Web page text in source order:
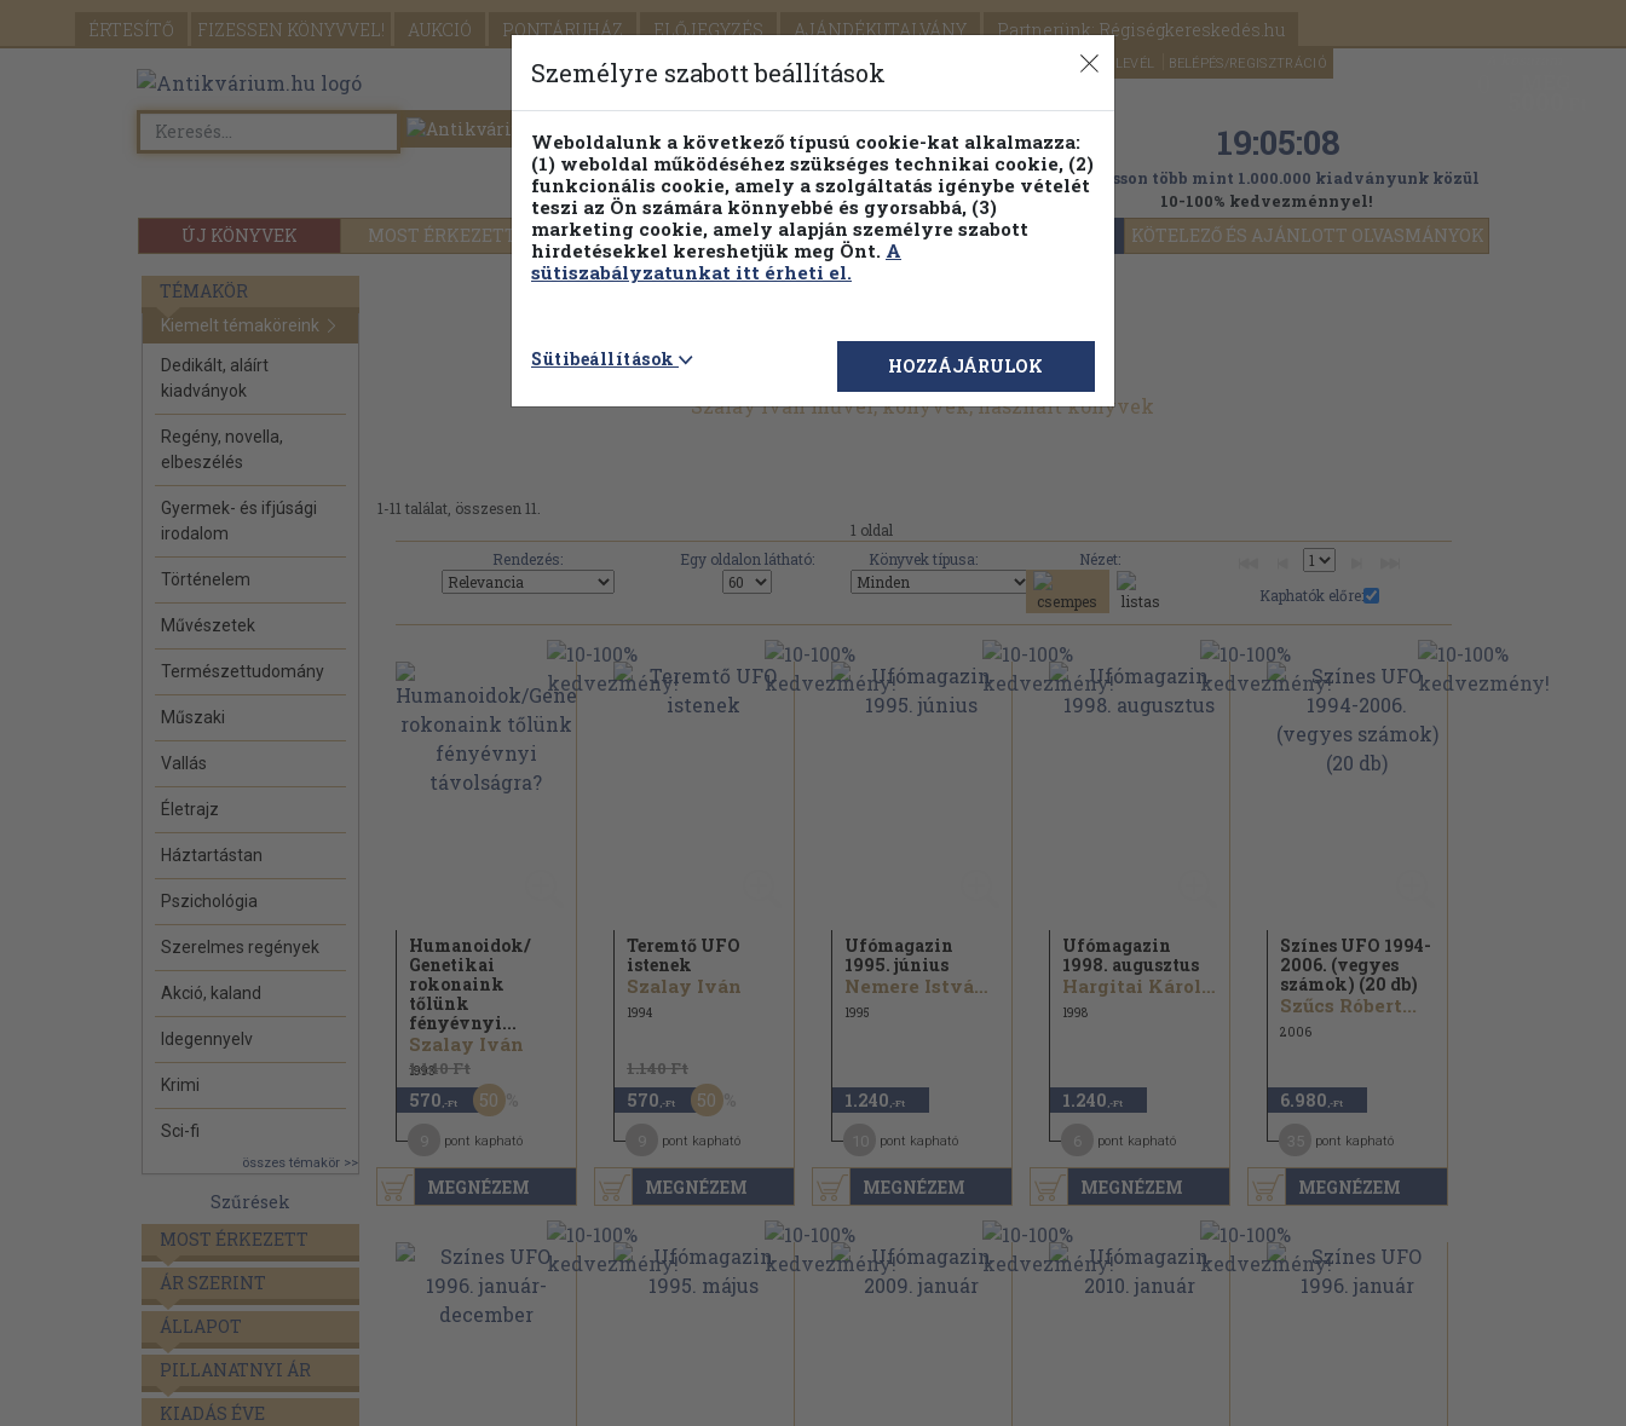
ÉRTESÍTŐ FIZESSEN KÖNYVVEL! AUKCIÓ PONTÁRUHÁZ ELŐJEGYZÉS AJÁNDÉKUTALVÁNY Partnerünk: Régiségkereskedés.hu
SEGÍTSÉG HÍRLEVÉL BELÉPÉS/REGISZTRÁCIÓ
ÚJ KÖNYVEK MOST ÉRKEZETT PILLANATNYI ÁRAINK FENNTARTHATÓ OLVASMÁNYOK KÖTELEZŐ ÉS AJÁNLOTT OLVASMÁNYOK
Részletes kereső Témaköri fa 19:05:07
Válogasson több mint 1.000.000 kiadványunk közül
10-100% kedvezménnyel!
TÉMAKÖR
Kiemelt témaköreink
Dedikált, aláírt
kiadványok
Regény, novella,
elbeszélés
Gyermek- és ifjúsági
irodalom
Történelem
Művészetek
Természettudomány
Műszaki
Vallás
Életrajz
Háztartástan
Pszichológia
Szerelmes regények
Akció, kaland
Idegennyelv
Krimi
Sci-fi
összes témakör >>
Szűrések
MOST ÉRKEZETT
ÁR SZERINT
ÁLLAPOT
PILLANATNYI ÁR
KIADÁS ÉVE
Szalay Iván művei, könyvek, használt könyvek
1-11 találat, összesen 11.
1 oldal
Rendezés:
Egy oldalon látható: Könyvek típusa:
Nézet:
Kaphatók előre:
MEGNÉZEM
Humanoidok/
Genetikai
rokonaink
tőlünk
fényévnyi...
Szalay Iván
1993
1.140 Ft
570 ,-Ft 50
pont kapható
MEGNÉZEM
Teremtő UFO
istenek
Szalay Iván
1994
1.140 Ft
570 ,-Ft 50
pont kapható
MEGNÉZEM
Ufómagazin
1995. június
Nemere István...
1995
1.240 ,-Ft
pont kapható
MEGNÉZEM
Ufómagazin
1998. augusztus
Hargitai Károly...
1998
1.240 ,-Ft
pont kapható
MEGNÉZEM
Színes UFO 1994-
2006. (vegyes
számok) (20 db)
Szűcs Róbert...
2006
6.980 ,-Ft
pont kapható
Személyre szabott beállítások
Weboldalunk a következő típusú cookie-kat alkalmazza:
(1) weboldal működéséhez szükséges technikai cookie, (2)
funkcionális cookie, amely a szolgáltatás igénybe vételét
teszi az Ön számára könnyebbé és gyorsabbá, (3)
marketing cookie, amely alapján személyre szabott
hirdetésekkel kereshetjük meg Önt. A
sütiszabályzatunkat itt érheti el.
Sütibeállítások HOZZÁJÁRULOK